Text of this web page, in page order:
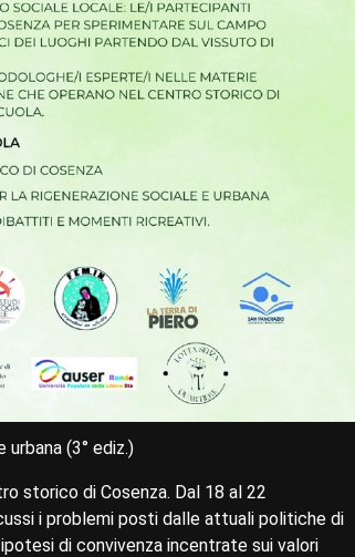
(3° ediz.)
storico di Cosenza. Dal 18 al 22
i problemi posti dalle attuali politiche di
di convivenza incentrate sui valori